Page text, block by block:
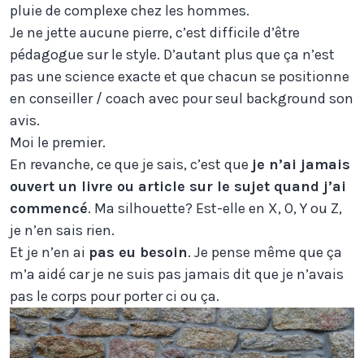
pluie de complexe chez les hommes.
Je ne jette aucune pierre, c’est difficile d’être
pédagogue sur le style. D’autant plus que ça n’est
pas une science exacte et que chacun se positionne
en conseiller / coach avec pour seul background son
avis.
Moi le premier.
En revanche, ce que je sais, c’est que je n’ai jamais
ouvert un livre ou article sur le sujet quand j’ai
commencé. Ma silhouette? Est-elle en X, O, Y ou Z,
je n’en sais rien.
Et je n’en ai pas eu besoin. Je pense même que ça
m’a aidé car je ne suis pas jamais dit que je n’avais
pas le corps pour porter ci ou ça.